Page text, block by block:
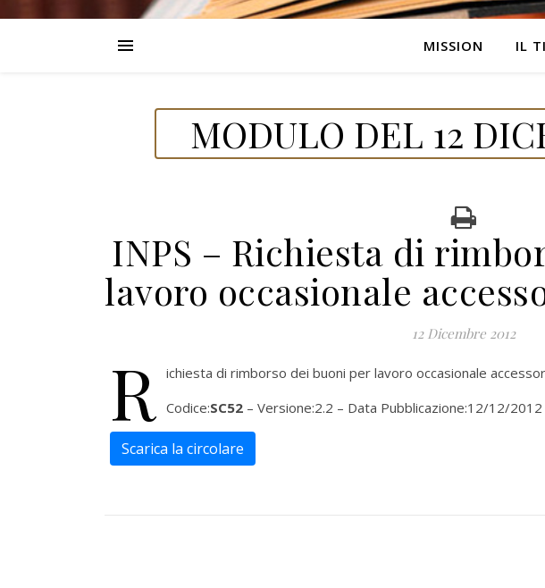
MISSION IL
MODULO DEL 12
INPS – Richiesta di
lavoro occasionale
12 Dicembre 2012
R ichiesta di rimborso dei buoni per lavoro occasionale
Codice:SC52 – Versione:2.2 – Data Pubblicazione:12/12/2012
Scarica la circolare